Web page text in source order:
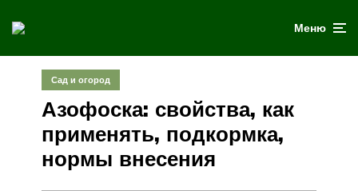
Меню
Сад и огород
Азофоска: свойства, как
применять, подкормка,
нормы внесения